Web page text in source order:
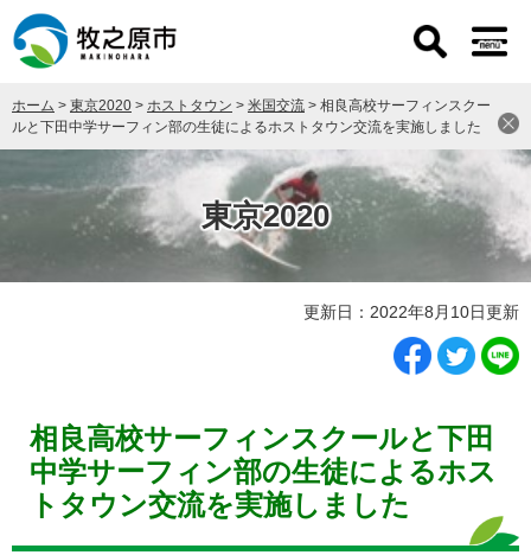
ー
先
頭
す
。
ニ
を
飛
し
て
へ
ホーム > 東京2020 > ホストタウン > 米国交流 > 相良高校サーフィンスクー
ルと下田中学サーフィン部の生徒によるホストタウン交流を実施しました
東京2020
更新日：2022年8月10日更新
相良高校サーフィンスクールと下田
中学サーフィン部の生徒によるホス
トタウン交流を実施しました